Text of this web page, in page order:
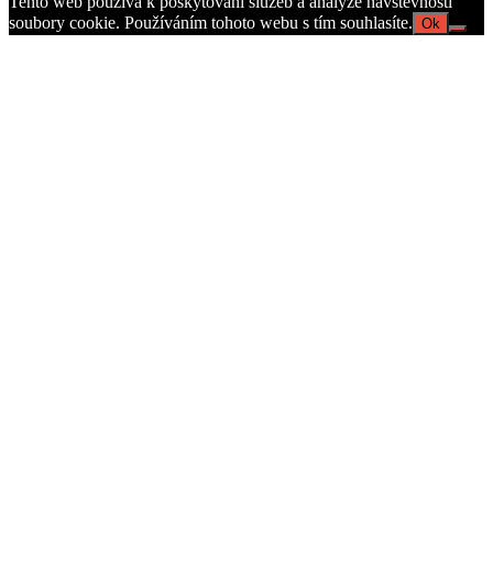
soubory cookie. Používáním tohoto webu s tím souhlasíte. Ok